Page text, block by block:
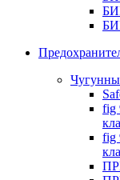
fig
fig